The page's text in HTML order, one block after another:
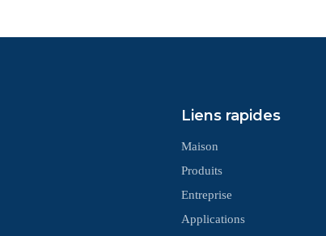
Liens rapides
Maison
Produits
Entreprise
Applications